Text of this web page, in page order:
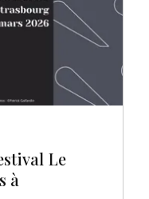
Le
à